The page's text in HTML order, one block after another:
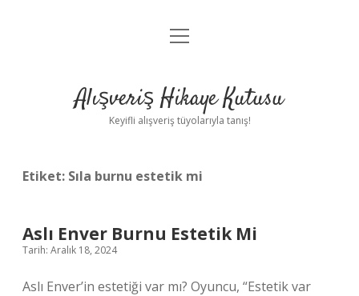
Anasayfa
Yasal Uyarı
menüyü
Alışveriş Hikaye Kutusu
Keyifli alışveriş tüyolarıyla tanış!
Etiket: Sıla burnu estetik mi
Aslı Enver Burnu Estetik Mi
Tarih: Aralık 18, 2024
Aslı Enver’in estetiği var mı? Oyuncu, “Estetik var